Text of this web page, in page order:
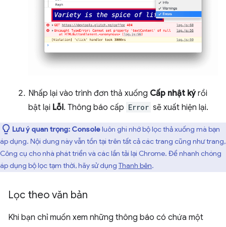
Nhấp lại vào trình đơn thả xuống Cấp nhật kýrồi
bật lại Lỗi. Thông báo cấp Error sẽ xuất hiện lại.
Lưu ý quan trọng: Consoleluôn ghi nhớ bộ lọc thả xuống mà bạn
áp dụng. Nội dung này vẫn tồn tại trên tất cả các trang cũng như trang,
Công cụ cho nhà phát triển và các lần tải lại Chrome. Để nhanh chóng
áp dụng bộ lọc tạm thời, hãy sử dụng Thanh bên.
Lọc theo văn bản
Khi bạn chỉ muốn xem những thông báo có chứa một